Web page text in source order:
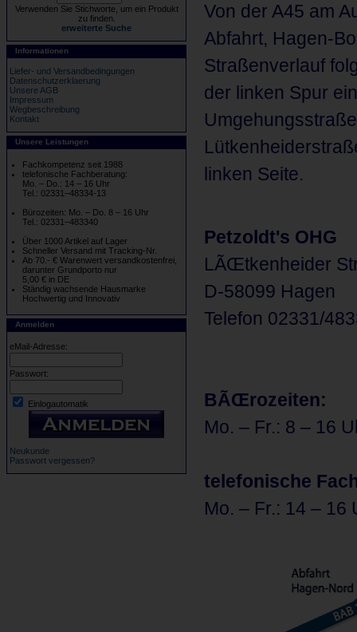
Verwenden Sie Stichworte, um ein Produkt
zu finden.
erweiterte Suche
Informationen
Liefer- und Versandbedingungen
Datenschutzerklaerung
Unsere AGB
Impressum
Wegbeschreibung
Kontakt
Unsere Leistungen
Fachkompetenz seit 1988
telefonische Fachberatung:
Mo. – Do.: 14 – 16 Uhr
Tel.: 02331–48334-13
Bürozeiten: Mo. – Do. 8 – 16 Uhr
Tel.: 02331–483340
Über 1000 Artikel auf Lager
Schneller Versand mit Tracking-Nr.
Ab 70.- € Warenwert versandkostenfrei,
darunter Grundporto nur
5,00 € in DE
Ständig wachsende Hausmarke
Hochwertig und Innovativ
Anmelden
eMail-Adresse:
Passwort:
Einlogautomatik
Neukunde
Passwort vergessen?
Von der A45 am
Abfahrt, Hagen-
Straßenverlauf
der linken Spur
linken Seite.
Petzoldt's OHG
LÃŒtkenheider
D-58099 Hagen
Telefon 02331/
BÃŒrozeiten:
Mo. – Fr.: 8 – 16
telefonische
Mo. – Fr.: 14 – 16